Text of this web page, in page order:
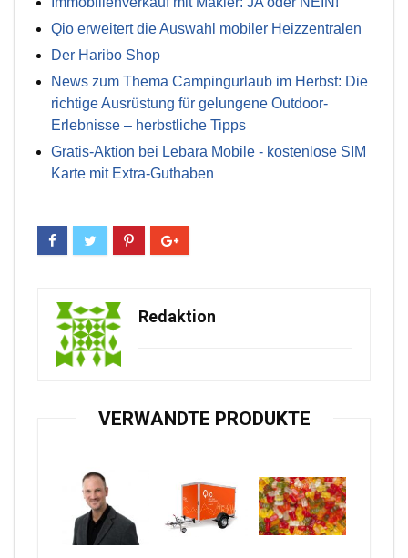
Qio erweitert die Auswahl mobiler Heizzentralen
Der Haribo Shop
News zum Thema Campingurlaub im Herbst: Die
richtige Ausrüstung für gelungene Outdoor-
Erlebnisse – herbstliche Tipps
Gratis-Aktion bei Lebara Mobile - kostenlose SIM
Karte mit Extra-Guthaben
Redaktion
VERWANDTE PRODUKTE